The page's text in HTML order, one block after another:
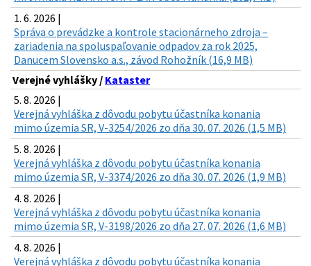
1. 6. 2026 |
Správa o prevádzke a kontrole stacionárneho zdroja –
zariadenia na spoluspaľovanie odpadov za rok 2025,
Danucem Slovensko a.s., závod Rohožník (16,9 MB)
Verejné vyhlášky / Kataster
5. 8. 2026 |
Verejná vyhláška z dôvodu pobytu účastníka konania
mimo územia SR, V-3254/2026 zo dňa 30. 07. 2026 (1,5 MB)
5. 8. 2026 |
Verejná vyhláška z dôvodu pobytu účastníka konania
mimo územia SR, V-3374/2026 zo dňa 30. 07. 2026 (1,9 MB)
4. 8. 2026 |
Verejná vyhláška z dôvodu pobytu účastníka konania
mimo územia SR, V-3198/2026 zo dňa 27. 07. 2026 (1,6 MB)
4. 8. 2026 |
Verejná vyhláška z dôvodu pobytu účastníka konania